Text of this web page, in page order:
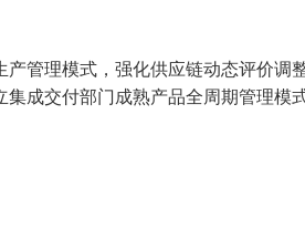
管理模式，强化供应链动态评价调
成交付部门成熟产品全周期管理模